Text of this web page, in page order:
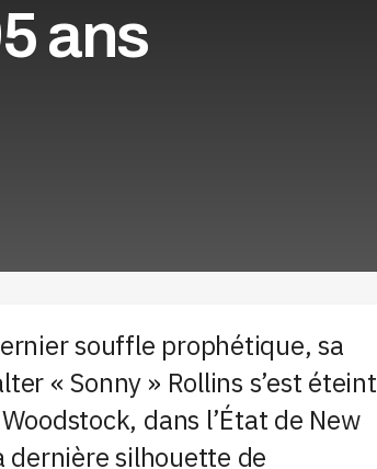
ans
souffle prophétique, sa
« Sonny » Rollins s’est éteint
dans l’État de New
dernière silhouette de